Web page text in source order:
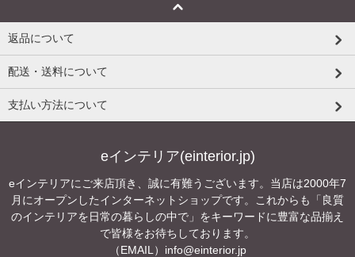
返品について
配送・送料について
支払い方法について
eインテリア(einterior.jp)
eインテリアにご来店頂き、誠に有難うございます。当店は2000年7
月にオープンしたインターネットショップです。これからも「良質
のインテリアを日常の暮らしの中で」をキーワードに豊富な品揃え
で皆様をお待ちしております。
（EMAIL） info@einterior.jp